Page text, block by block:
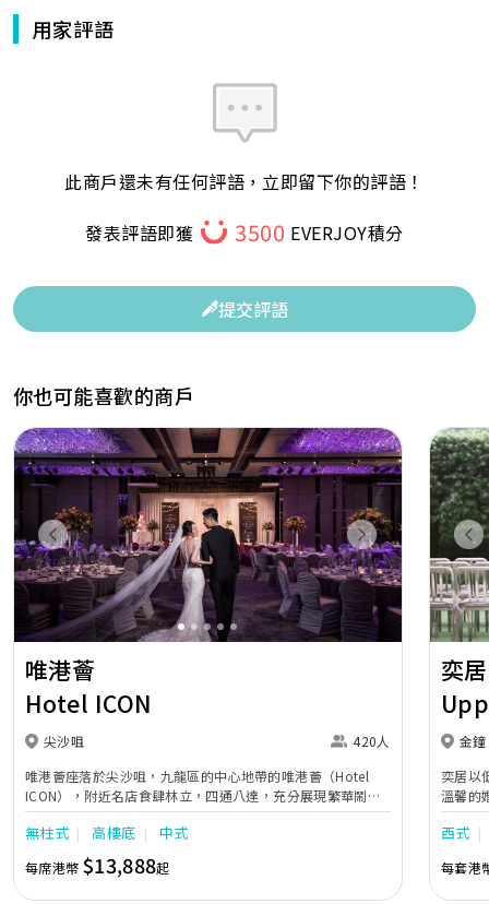
用家評語
此商戶還未有任何評語，立即留下你的評語！
發表評語即獲
3500 EVERJOY積分
提交評語
你也可能喜歡的商戶
Previous Next
唯港薈
Hotel ICON
尖沙咀
420人
唯港薈座落於尖沙咀，九龍區的中心地帶的唯港薈（Hotel
ICON），附近名店食肆林立，四通八達，充分展現繁華鬧巿
中的活力個性，成為一眾準新人舉辦婚宴的熱門之選。專業團
隊由策劃統籌至所有婚宴每個細節，唯港薈都力臻完美，保證
讓您留下獨特的醉人回憶。 擁有時尚高樓頂的Silverbox宴會
廳，配置了全套先進的視聽影音及燈光設備配套，並採用極富
現代時尚感的水晶玻璃燈，演繹出與別不同的經典神韻。不論
無柱式 高樓底 中式
每席港幣 $13,888起
奕居
金鐘
奕居以
溫馨的
團隊會
西式
每套港